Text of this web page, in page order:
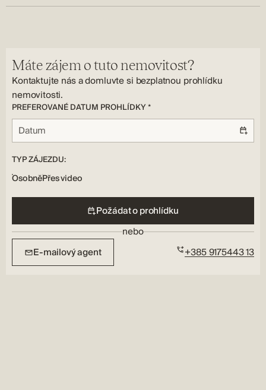
Země:
HR
Máte zájem o tuto nemovitost?
Kontaktujte nás a domluvte si bezplatnou prohlídku
nemovitosti.
PREFEROVANÉ DATUM PROHLÍDKY *
TYP ZÁJEZDU:
OsobněPřes video
Požádat o prohlídku
nebo
E-mailový agent
+385 9175443 13